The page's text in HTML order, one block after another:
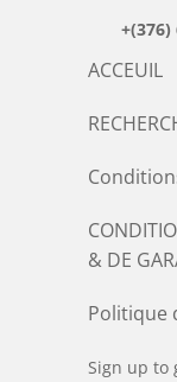
+(376)
ACCEUIL
& DE
Politique
Sign up to